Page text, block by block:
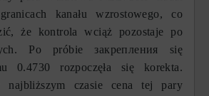
kanału wzrostowego, co
że kontrola wciąż pozostaje po
Po próbie закрепления się
0.4730 rozpoczęła się korekta.
najbliższym czasie cena tej pary